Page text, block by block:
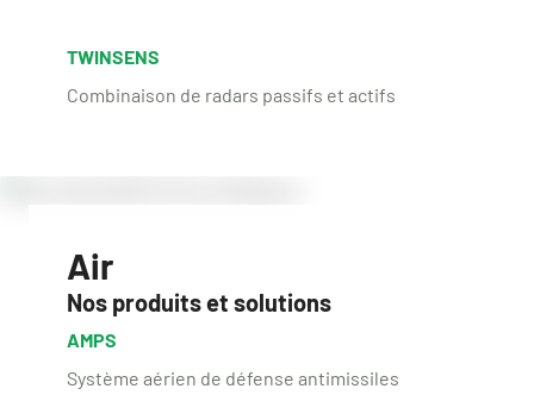
TWINSENS
Combinaison de radars passifs et actifs
Air
Nos produits et solutions
AMPS
Système aérien de défense antimissiles